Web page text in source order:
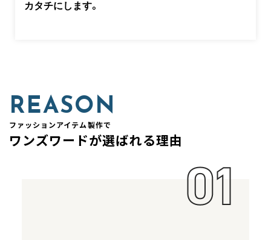
カタチにします。
REASON
ファッションアイテム製作で
ワンズワードが選ばれる理由